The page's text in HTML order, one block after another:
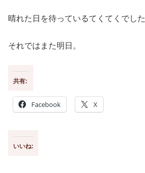
晴れた日を待っているてくてくでした
それではまた明日。
共有:
Facebook X
いいね: